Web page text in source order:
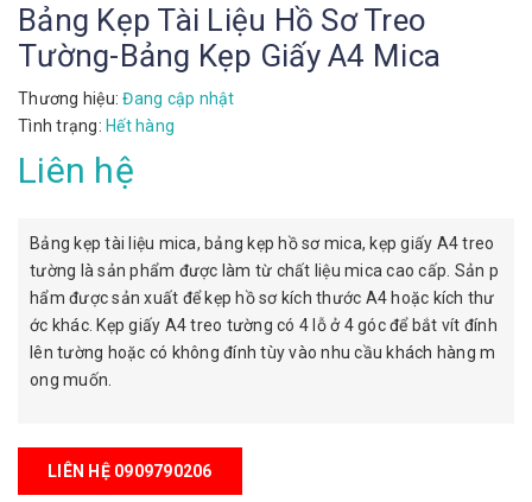
Bảng Kẹp Tài Liệu Hồ Sơ Treo
Tường-Bảng Kẹp Giấy A4 Mica
Thương hiệu: Đang cập nhật
Tình trạng: Hết hàng
Liên hệ
Bảng kẹp tài liệu mica, bảng kẹp hồ sơ mica, kẹp giấy A4 treo
tường là sản phẩm được làm từ chất liệu mica cao cấp. Sản p
hẩm được sản xuất để kẹp hồ sơ kích thước A4 hoặc kích thư
ớc khác. Kẹp giấy A4 treo tường có 4 lỗ ở 4 góc để bắt vít đính
lên tường hoặc có không đính tùy vào nhu cầu khách hàng m
ong muốn.
LIÊN HỆ 0909790206